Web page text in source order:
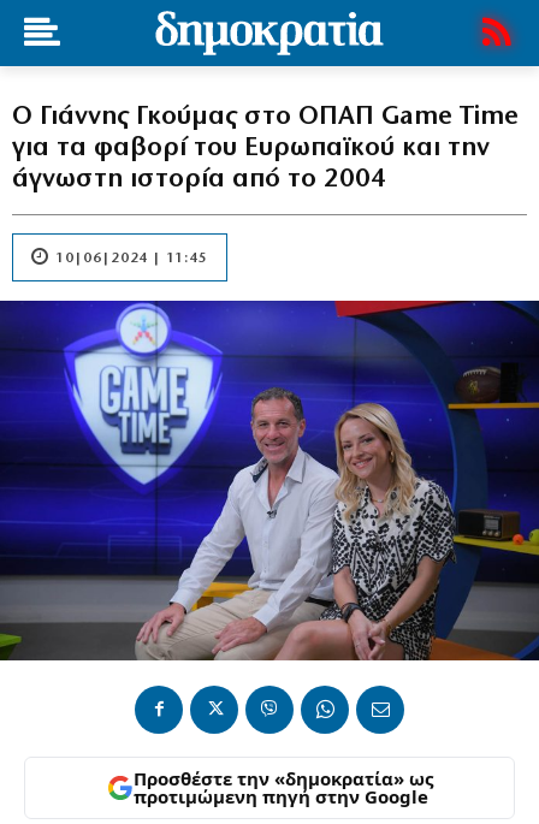
Ο Γιάννης Γκούμας στο ΟΠΑΠ Game Time
για τα φαβορί του Ευρωπαϊκού και την
άγνωστη ιστορία από το 2004
10|06|2024 | 11:45
Προσθέστε την «δημοκρατία» ως
προτιμώμενη πηγή στην Google